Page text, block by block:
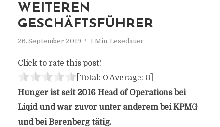
WEITEREN
GESCHÄFTSFÜHRER
26. September 2019 1 Min. Lesedauer
Click to rate this post!
[Total: 0 Average: 0]
Hunger ist seit 2016 Head of Operations bei
Liqid und war zuvor unter anderem bei KPMG
und bei Berenberg tätig.